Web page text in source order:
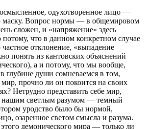
одухотворенное лицо —
маску. Вопрос нормы — в общемировом
сложен, и «напряжение» здесь
потому, что в данном конкретном случае
отклонение, «выпадение
понять из кантовских объяснений
а и потому, что мы вообще,
глубине души сомневаемся в том,
прочно ли он покоится на своих
Нетрудно представить себе мир,
нашим светлым разумом — темный
уродство было бы нормой,
озаренное светом смысла и разума.
этого демонического мира — только ли